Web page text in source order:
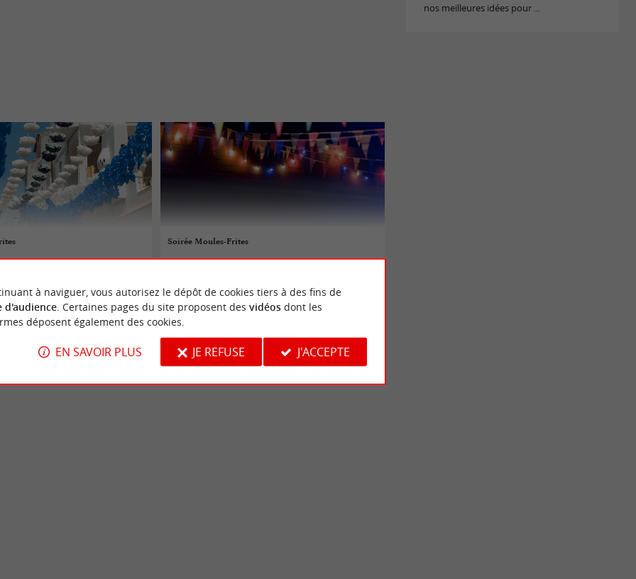
sur-Jard
Soirée Moules-Frites
Saint-Vincent-sur-Jard
nos meilleures idées pour ...
à naviguer, vous autorisez le dépôt de cookies tiers à des fins de
d'audience. Certaines pages du site proposent des vidéosdont les
déposent également des cookies.
EN SAVOIR PLUS JE REFUSE J'ACCEPTE